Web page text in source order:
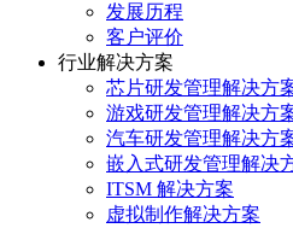
发展历程
客户评价
行业解决方案
芯片研发管理解决方
游戏研发管理解决方
汽车研发管理解决方
嵌入式研发管理解决
ITSM 解决方案
虚拟制作解决方案